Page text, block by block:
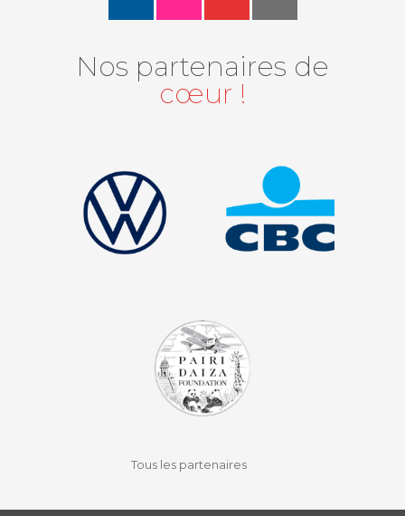
Nos partenaires de
cœur !
Tous les partenaires